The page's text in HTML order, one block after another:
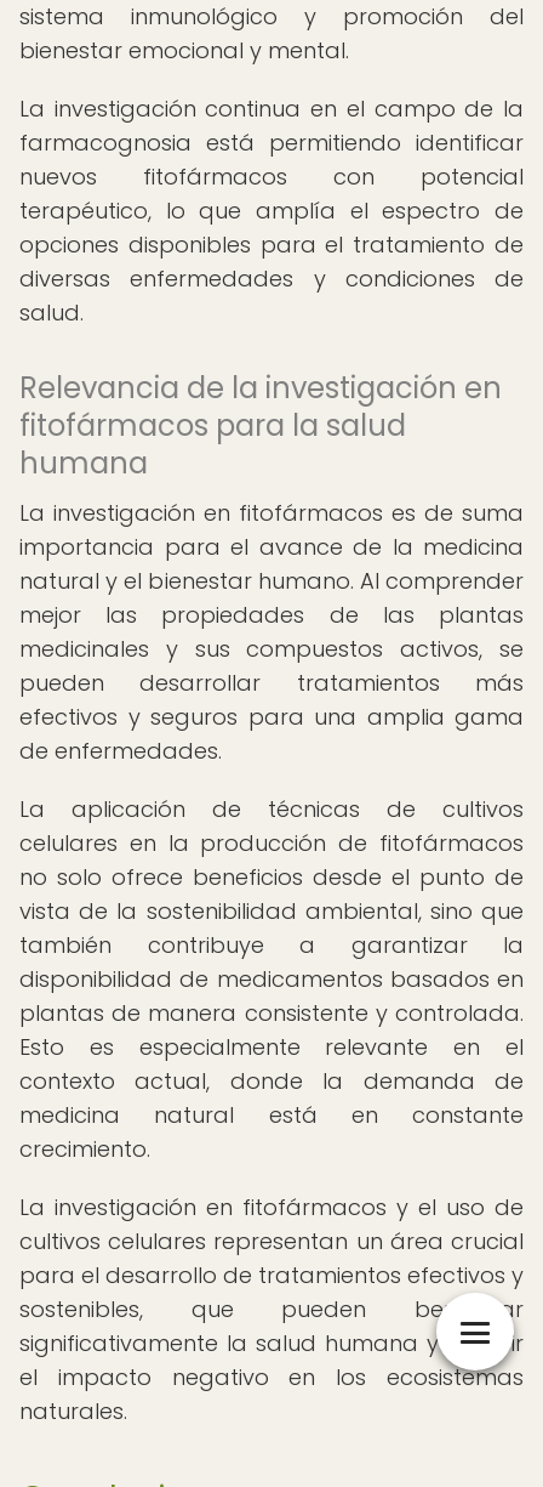
sistema inmunológico y promoción del
bienestar emocional y mental.
La investigación continua en el campo de la
farmacognosia está permitiendo identificar
nuevos fitofármacos con potencial
terapéutico, lo que amplía el espectro de
opciones disponibles para el tratamiento de
diversas enfermedades y condiciones de
salud.
Relevancia de la investigación en
fitofármacos para la salud
humana
La investigación en fitofármacos es de suma
importancia para el avance de la medicina
natural y el bienestar humano. Al comprender
mejor las propiedades de las plantas
medicinales y sus compuestos activos, se
pueden desarrollar tratamientos más
efectivos y seguros para una amplia gama
de enfermedades.
La aplicación de técnicas de cultivos
celulares en la producción de fitofármacos
no solo ofrece beneficios desde el punto de
vista de la sostenibilidad ambiental, sino que
también contribuye a garantizar la
disponibilidad de medicamentos basados en
plantas de manera consistente y controlada.
Esto es especialmente relevante en el
contexto actual, donde la demanda de
medicina natural está en constante
crecimiento.
La investigación en fitofármacos y el uso de
cultivos celulares representan un área crucial
para el desarrollo de tratamientos efectivos y
sostenibles, que pueden beneficiar
significativamente la salud humana y reducir
el impacto negativo en los ecosistemas
naturales.